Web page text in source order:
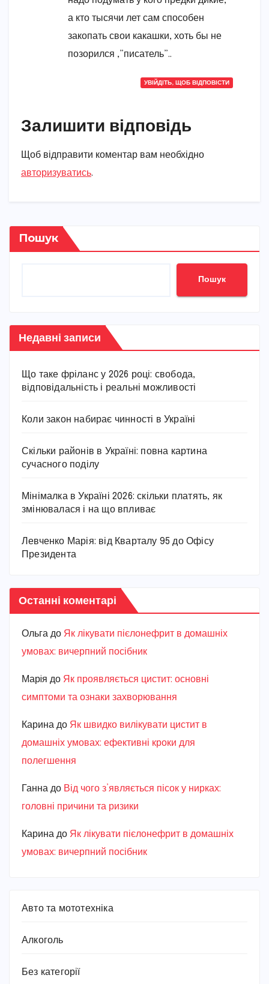
а кто тысячи лет сам способен
закопать свои какашки, хоть бы не
позорился ,”писатель”..
УВІЙДІТЬ, ЩОБ ВІДПОВІСТИ
Залишити відповідь
Щоб відправити коментар вам необхідно
авторизуватись.
Пошук
Пошук
Недавні записи
Що таке фріланс у 2026 році: свобода,
відповідальність і реальні можливості
Коли закон набирає чинності в Україні
Скільки районів в Україні: повна картина
сучасного поділу
Мінімалка в Україні 2026: скільки платять, як
змінювалася і на що впливає
Левченко Марія: від Кварталу 95 до Офісу
Президента
Останні коментарі
Ольга до Як лікувати пієлонефрит в домашніх
умовах: вичерпний посібник
Марiя до Як проявляється цистит: основні
симптоми та ознаки захворювання
Карина до Як швидко вилікувати цистит в
домашніх умовах: ефективні кроки для
полегшення
Ганна до Від чого з’являється пісок у нирках:
головні причини та ризики
Карина до Як лікувати пієлонефрит в домашніх
умовах: вичерпний посібник
Авто та мототехніка
Алкоголь
Без категорії